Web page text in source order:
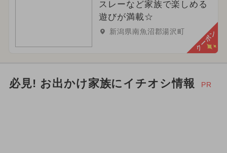
スレーなど家族で楽しめる
遊びが満載☆
新潟県南魚沼郡湯沢町 クーポン
必見! お出かけ家族にイチオシ情報 PR